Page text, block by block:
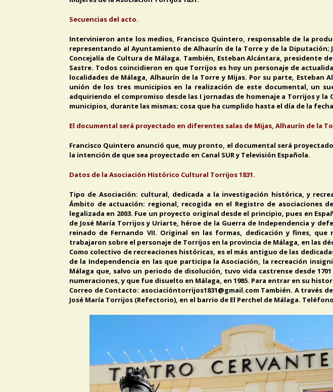
Secuencias del acto.
Intervinieron ante los medios, Francisco Quintero, responsable de la
representando al Ayuntamiento de Alhaurín de la Torre y de la
Concejalía de Cultura de Málaga. También, Esteban Alcántara, presidente
Sastre. Todos coincidieron en que Torrijos es hoy un personaje de
localidades de Málaga, Alhaurín de la Torre y Mijas. Por su parte,
unión de los tres municipios en la realización de este documental, un
adquiriendo el compromiso desde las I jornadas de homenaje a Torrijos y
municipios, durante las mismas; cosa que ha cumplido hasta el día de la
El documental será proyectado en diferentes salas de Mijas, Alhaurín de la
Francisco Quintero anunció que, muy pronto, el documental será
la intención de que sea proyectado en Canal SUR y Televisión Española.
Datos de la Asociación Histórico Cultural Torrijos 1831.
Tipo de Asociación: cultural, dedicada a la investigación histórica, y
Ámbito de actuación: regional, recogida en el Registro de asociaciones
legalizada en 2003. Fue un proyecto original desde el principio, pues en
de José María Torrijos y Uriarte, héroe de la Guerra de Independencia y
reinado de Fernando VII. Original en las formas, dedicación y fines,
trabajaron sobre el personaje de Torrijos en la provincia de Málaga, en las
Como colectivo de recreaciones históricas, es el más antiguo de las
de la Independencia en las que participa la Asociación, la recreación
Málaga que, salvo un periodo de disolución, tuvo vida castrense desde
numeraciones, y que fue disuelto en Málaga, en 1985. Para entrar en su
Correo de Contacto: asociacióntorrijos1831@gmail.com También. A
José María Torrijos (Refectorio), en el barrio de El Perchel de Málaga.